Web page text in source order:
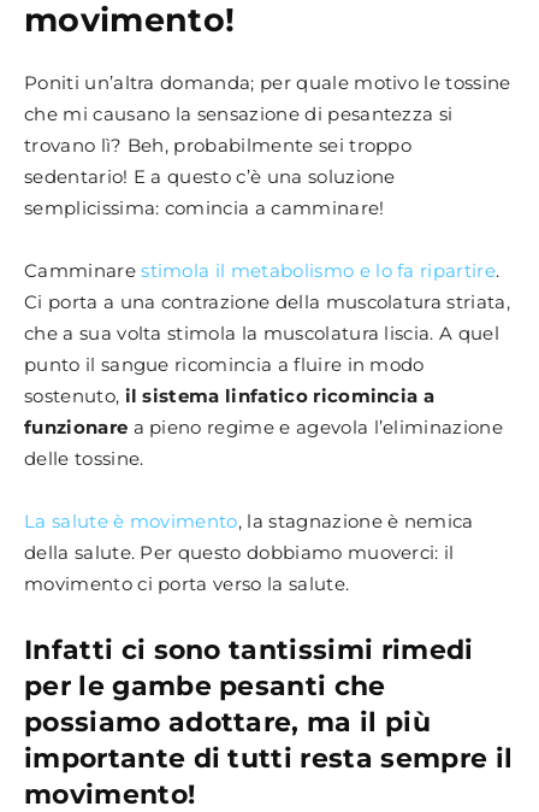
movimento!
Poniti un’altra domanda; per quale motivo le tossine
che mi causano la sensazione di pesantezza si
trovano lì? Beh, probabilmente sei troppo
sedentario! E a questo c’è una soluzione
semplicissima: comincia a camminare!
Camminarestimola il metabolismo e lo fa ripartire.
Ci porta a una contrazione della muscolatura striata,
che a sua volta stimola la muscolatura liscia. A quel
punto il sangue ricomincia a fluire in modo
sostenuto, il sistema linfatico ricomincia a
funzionare a pieno regime e agevola l’eliminazione
delle tossine.
La salute è movimento, la stagnazione è nemica
della salute. Per questo dobbiamo muoverci: il
movimento ci porta verso la salute.
Infatti ci sono tantissimi rimedi
per le gambe pesanti che
possiamo adottare, ma il più
importante di tutti resta sempre il
movimento!